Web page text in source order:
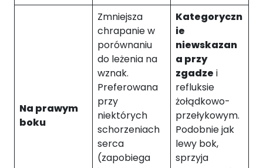
Na prawym
boku
Zmniejsza
chrapanie w
porównaniu
do leżenia na
wznak.
Preferowana
przy
niektórych
schorzeniach
serca
(zapobiega
Kategoryczn
ie
niewskazan
a przy
zgadze i
refluksie
żołądkowo-
przełykowym.
Podobnie jak
lewy bok,
sprzyja
w
z
a